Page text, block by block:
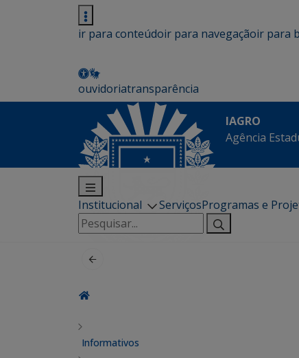
ir para conteúdoir para navegaçãoir para
ouvidoriatransparência
IAGRO
Agência
Institucional ServiçosProgramas e
Pesquisar
por:
Informativos